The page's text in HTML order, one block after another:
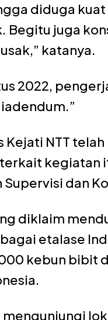
diduga
Begitu juga
katanya.
2022,
Kejati NTT
kegiatan
dan
diklaim
etalase
kebun bibit